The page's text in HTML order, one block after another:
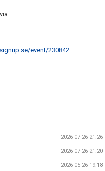
event/230842
2026-07-26 21:26
2026-07-26 21:20
2026-05-26 19:18